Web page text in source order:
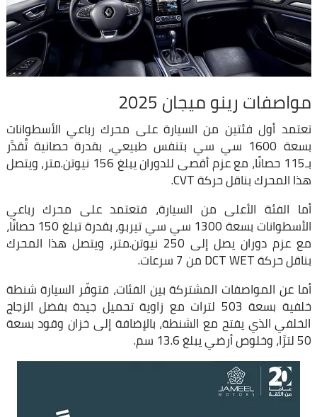
مواصفات رينو ميجان 2025
تعتمد أول فئتين من السيارة على محرك رباعي الأسطوانات
بسعة 1600 سي سي بتنفس طبيعي، بقدرة حصانية تُقدَّر
بـ115 حصانًا، مع عزم أقصى للدوران يبلغ 156 نيوتن.متر، ويتصل
هذا المحرك بناقل حركة CVT.
أما الفئة الأعلى من السيارة، فتعتمد على محرك رباعي
الأسطوانات بسعة 1300 سي سي تيربو، بقدرة تبلغ 150 حصانًا،
مع عزم دوران يصل إلى 250 نيوتن.متر، ويتصل هذا المحرك
بناقل حركة DCT WET من 7 سرعات.
أما عن المواصفات المشتركة بين الفئات، فتوفّر السيارة شنطة
خلفية بسعة 503 لترات مع زاوية تحميل جيدة بفضل الزجاج
الخلفي الذي يفتح مع الشنطة، بالإضافة إلى خزان وقود بسعة
50 لترًا، وخلوص أرضي يبلغ 13.6 سم.